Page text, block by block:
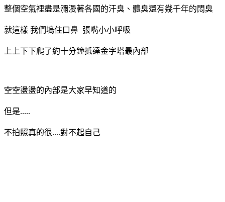
整個空氣裡盡是瀰漫著各國的汗臭、體臭還有幾千年的悶臭
就這樣 我們塢住口鼻 張嘴小小呼吸
上上下下爬了約十分鐘抵達金字塔最內部
空空盪盪的內部是大家早知道的
但是.....
不拍照真的很....對不起自己